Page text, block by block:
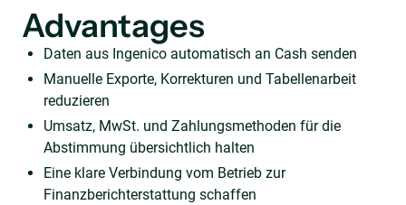
Advantages
Daten aus Ingenico automatisch an Cash senden
Manuelle Exporte, Korrekturen und Tabellenarbeit
reduzieren
Umsatz, MwSt. und Zahlungsmethoden für die
Abstimmung übersichtlich halten
Eine klare Verbindung vom Betrieb zur
Finanzberichterstattung schaffen